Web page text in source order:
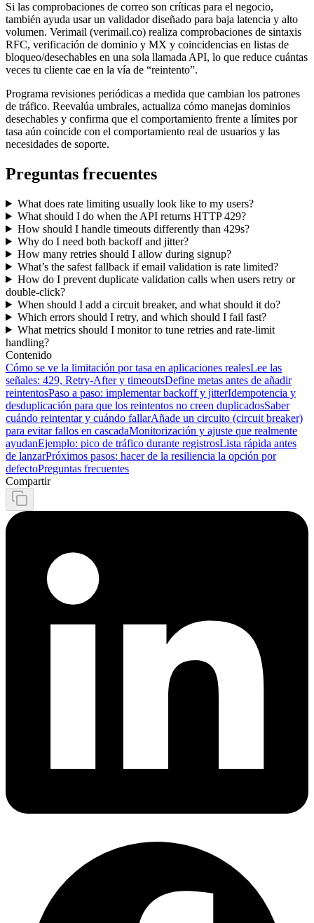
Si las comprobaciones de correo son críticas para el negocio,
también ayuda usar un validador diseñado para baja latencia y alto
volumen. Verimail (verimail.co) realiza comprobaciones de sintaxis
RFC, verificación de dominio y MX y coincidencias en listas de
bloqueo/desechables en una sola llamada API, lo que reduce cuántas
veces tu cliente cae en la vía de “reintento”.
Programa revisiones periódicas a medida que cambian los patrones
de tráfico. Reevalúa umbrales, actualiza cómo manejas dominios
desechables y confirma que el comportamiento frente a límites por
tasa aún coincide con el comportamiento real de usuarios y las
necesidades de soporte.
Preguntas frecuentes
What does rate limiting usually look like to my users?
What should I do when the API returns HTTP 429?
How should I handle timeouts differently than 429s?
Why do I need both backoff and jitter?
How many retries should I allow during signup?
What’s the safest fallback if email validation is rate limited?
How do I prevent duplicate validation calls when users retry or
double-click?
When should I add a circuit breaker, and what should it do?
Which errors should I retry, and which should I fail fast?
What metrics should I monitor to tune retries and rate-limit
handling?
Contenido
Cómo se ve la limitación por tasa en aplicaciones realesLee las
señales: 429, Retry-After y timeoutsDefine metas antes de añadir
reintentosPaso a paso: implementar backoff y jitterIdempotencia y
desduplicación para que los reintentos no creen duplicadosSaber
cuándo reintentar y cuándo fallarAñade un circuito (circuit breaker)
para evitar fallos en cascadaMonitorización y ajuste que realmente
ayudanEjemplo: pico de tráfico durante registrosLista rápida antes
de lanzarPróximos pasos: hacer de la resiliencia la opción por
defectoPreguntas frecuentes
Compartir